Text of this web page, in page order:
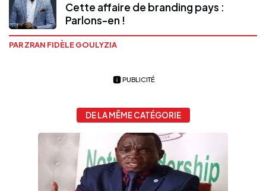
Cette affaire de branding pays :
Parlons-en !
PAR ZRAN FIDÈLE GOULYZIA
PUBLICITÉ
DE LA MÊME CATÉGORIE